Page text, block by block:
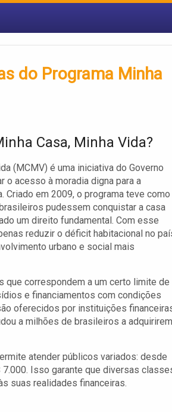
do Programa Minha
Casa, Minha Vida?
(MCMV) é uma iniciativa do Governo
o acesso à moradia digna para a
Criado em 2009, o programa teve como
pudessem conquistar a casa
um direito fundamental. Com esse
reduzir o déficit habitacional no
urbano e social mais
que correspondem a um certo limite de
e financiamentos com condições
oferecidos por instituições
a milhões de brasileiros a adquirirem
atender públicos variados: desde
7.000. Isso garante que diversas
suas realidades financeiras.